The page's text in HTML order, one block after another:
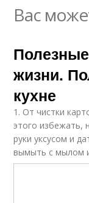
Вас
жизни.
кухне
1. От чистки
этого избежать,
руки уксусом и
вымыть с мылом